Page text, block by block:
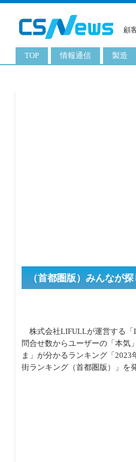
顧
TOP 情報通信 製造
（首都圏版）みんなが
株式会社LIFULLが運営する「
問合せ数からユーザーの「本気
ま」が分かるランキング「2023
街ランキング（首都圏版）」を